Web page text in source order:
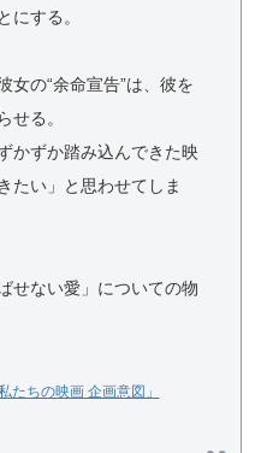
にする。
女の“余命宣告”は、彼を
せる。
かずか踏み込んできた映
たい」と思わせてしま
せない愛」についての物
たちの映画 企画意図」